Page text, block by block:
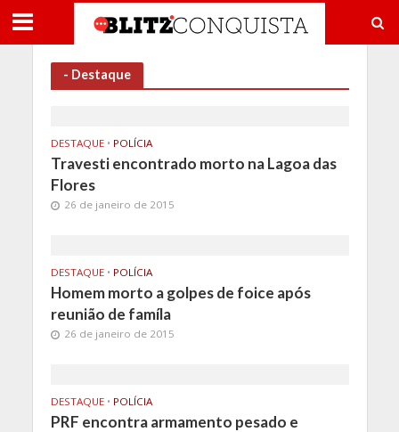
- Destaque
DESTAQUE • POLÍCIA
Travesti encontrado morto na Lagoa das
Flores
26 de janeiro de 2015
DESTAQUE • POLÍCIA
Homem morto a golpes de foice após
reunião de famíla
26 de janeiro de 2015
DESTAQUE • POLÍCIA
PRF encontra armamento pesado e